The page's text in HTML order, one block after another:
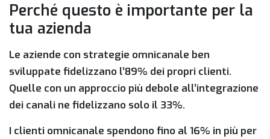
Perché questo è importante per la
tua azienda
Le aziende con strategie omnicanale ben
sviluppate fidelizzano l’89% dei propri clienti.
Quelle con un approccio più debole all’integrazione
dei canali ne fidelizzano solo il 33%.
I clienti omnicanale spendono fino al 16% in più per